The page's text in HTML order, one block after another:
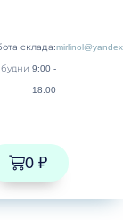
склада:
будни 9:00 -
18:00
0₽